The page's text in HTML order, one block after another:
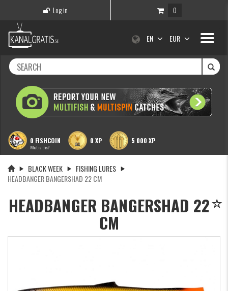
Log in 0
Toggle
EN EUR
0 FISHCOIN
What is this?
0 XP 5 000 XP
BLACK WEEK
FISHING LURES
HEADBANGER BANGERSHAD 22 CM
HEADBANGER BANGERSHAD 22
CM